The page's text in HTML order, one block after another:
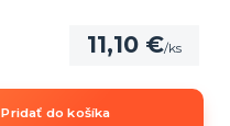
11,10 €/ks
Pridať do košíka